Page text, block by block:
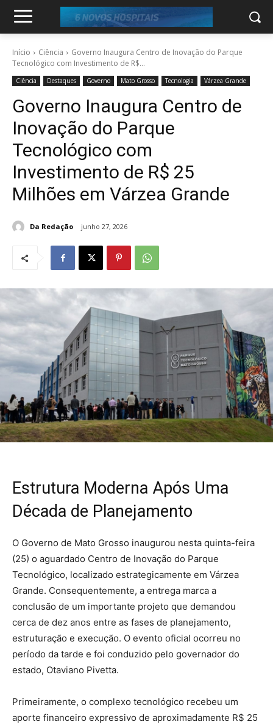
Início Ciência
Governo Inaugura Centro de Inovação do Parque
Tecnológico com Investimento de R$...
Ciência Destaques Governo Mato Grosso Tecnologia Várzea Grande
Governo Inaugura Centro de
Inovação do Parque
Tecnológico com
Investimento de R$ 25
Milhões em Várzea Grande
Da Redação junho 27, 2026
Estrutura Moderna Após Uma
Década de Planejamento
O Governo de Mato Grosso inaugurou nesta quinta-feira
(25) o aguardado Centro de Inovação do Parque
Tecnológico, localizado estrategicamente em Várzea
Grande. Consequentemente, a entrega marca a
conclusão de um importante projeto que demandou
cerca de dez anos entre as fases de planejamento,
estruturação e execução. O evento oficial ocorreu no
período da tarde e foi conduzido pelo governador do
estado, Otaviano Pivetta.
Primeiramente, o complexo tecnológico recebeu um
aporte financeiro expressivo de aproximadamente R$ 25